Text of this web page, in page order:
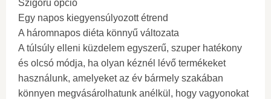
Szigorú opció
Egy napos kiegyensúlyozott étrend
A háromnapos diéta könnyű változata
A túlsúly elleni küzdelem egyszerű, szuper hatékony
és olcsó módja, ha olyan kéznél lévő termékeket
használunk, amelyeket az év bármely szakában
könnyen megvásárolhatunk anélkül, hogy vagyonokat